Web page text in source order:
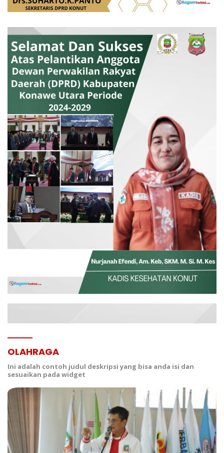
OLAHRAGA
Ini adalah contoh judul deskripsi yang bisa anda isi dan
sesuaikan pada widget